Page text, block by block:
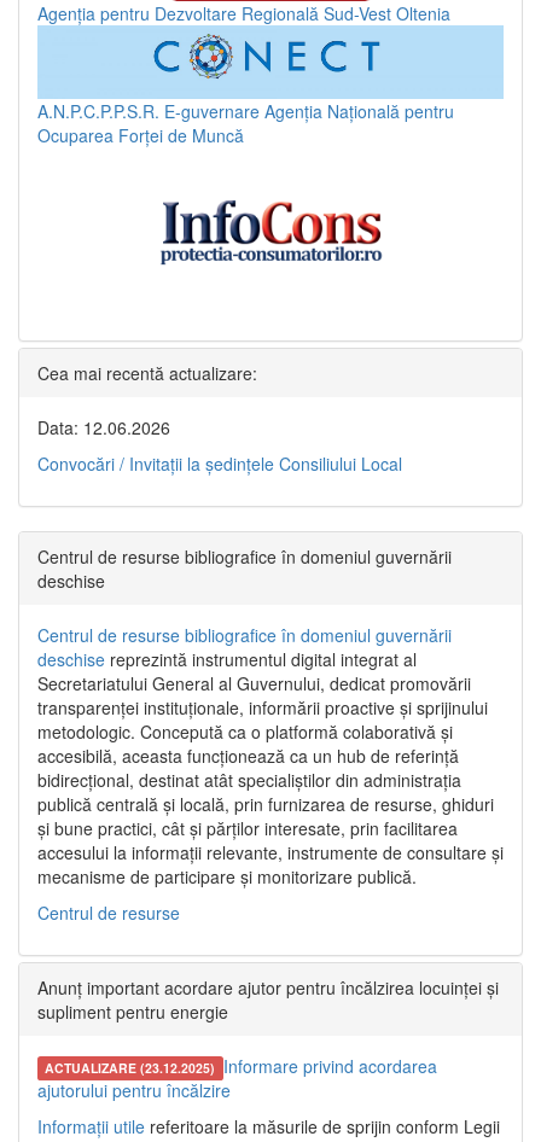
Agenția pentru Dezvoltare Regională Sud-Vest Oltenia
A.N.P.C.P.P.S.R. E-guvernare Agenția Națională pentru
Ocuparea Forței de Muncă
Cea mai recentă actualizare:
Data: 12.06.2026
Convocări / Invitaţii la şedinţele Consiliului Local
Centrul de resurse bibliografice în domeniul guvernării
deschise
Centrul de resurse bibliografice în domeniul guvernării
deschise reprezintă instrumentul digital integrat al
Secretariatului General al Guvernului, dedicat promovării
transparenței instituționale, informării proactive și sprijinului
metodologic. Concepută ca o platformă colaborativă și
accesibilă, aceasta funcționează ca un hub de referință
bidirecțional, destinat atât specialiștilor din administrația
publică centrală și locală, prin furnizarea de resurse, ghiduri
și bune practici, cât și părților interesate, prin facilitarea
accesului la informații relevante, instrumente de consultare și
mecanisme de participare și monitorizare publică.
Centrul de resurse
Anunț important acordare ajutor pentru încălzirea locuinței și
supliment pentru energie
ACTUALIZARE (23.12.2025) Informare privind acordarea
ajutorului pentru încălzire
Informații utile referitoare la măsurile de sprijin conform Legii